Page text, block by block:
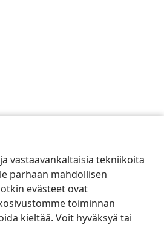
vastaavankaltaisia tekniikoita
parhaan mahdollisen
evästeet ovat
toiminnan
kieltää. Voit hyväksyä tai